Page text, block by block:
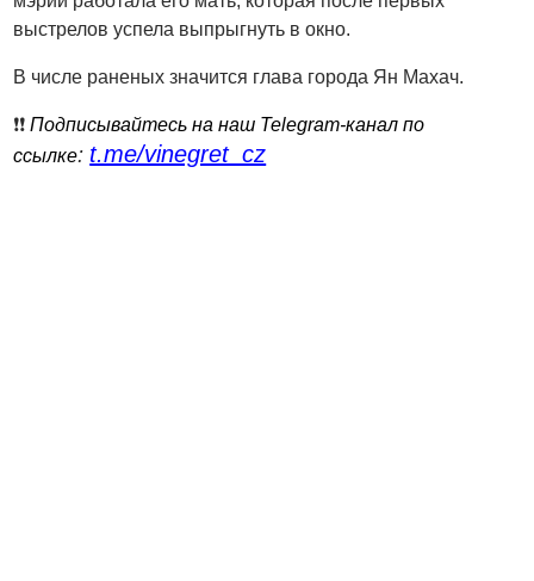
выстрелов успела выпрыгнуть в окно.
В числе раненых значится глава города Ян Махач.
❗️❗️Подписывайтесь на наш Telegram-канал по
ссылке: t.me/vinegret_cz